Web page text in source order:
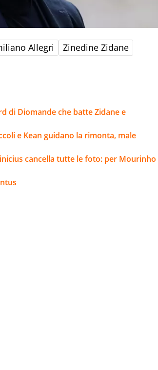
Allegri Zinedine Zidane
di Diomande che batte Zidane e
e Kean guidano la rimonta, male
cancella tutte le foto: per Mourinho